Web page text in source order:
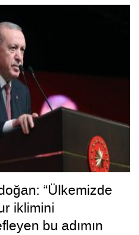
“Ülkemizde
iklimini
bu adımın